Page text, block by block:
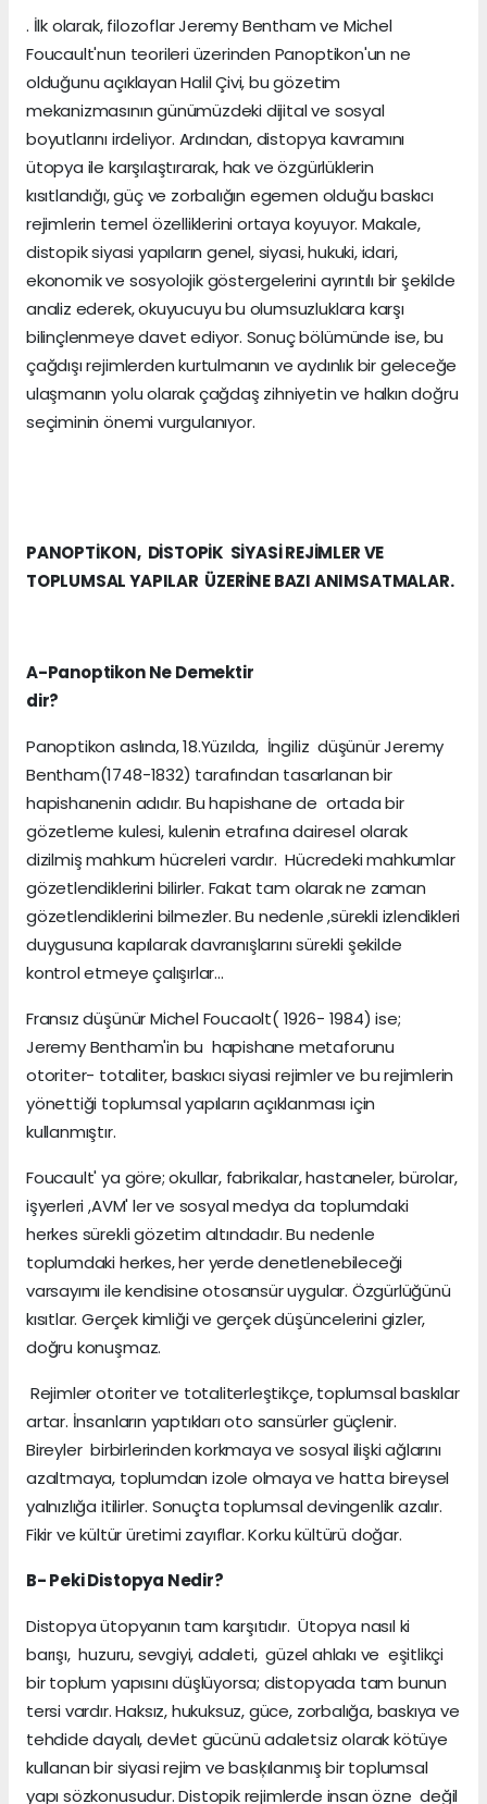
. İlk olarak, filozoflar Jeremy Bentham ve Michel
Foucault'nun teorileri üzerinden Panoptikon'un ne
olduğunu açıklayan Halil Çivi, bu gözetim
mekanizmasının günümüzdeki dijital ve sosyal
boyutlarını irdeliyor. Ardından, distopya kavramını
ütopya ile karşılaştırarak, hak ve özgürlüklerin
kısıtlandığı, güç ve zorbalığın egemen olduğu baskıcı
rejimlerin temel özelliklerini ortaya koyuyor. Makale,
distopik siyasi yapıların genel, siyasi, hukuki, idari,
ekonomik ve sosyolojik göstergelerini ayrıntılı bir şekilde
analiz ederek, okuyucuyu bu olumsuzluklara karşı
bilinçlenmeye davet ediyor. Sonuç bölümünde ise, bu
çağdışı rejimlerden kurtulmanın ve aydınlık bir geleceğe
ulaşmanın yolu olarak çağdaş zihniyetin ve halkın doğru
seçiminin önemi vurgulanıyor.
PANOPTİKON, DİSTOPİK SİYASİ REJİMLER VE
TOPLUMSAL YAPILAR ÜZERİNE BAZI ANIMSATMALAR.
A-Panoptikon Ne Demektir
dir?
Panoptikon aslında, 18.Yüzılda, İngiliz düşünür Jeremy
Bentham(1748-1832) tarafından tasarlanan bir
hapishanenin adıdır. Bu hapishane de ortada bir
gözetleme kulesi, kulenin etrafına dairesel olarak
dizilmiş mahkum hücreleri vardır. Hücredeki mahkumlar
gözetlendiklerini bilirler. Fakat tam olarak ne zaman
gözetlendiklerini bilmezler. Bu nedenle ,sürekli izlendikleri
duygusuna kapılarak davranışlarını sürekli şekilde
kontrol etmeye çalışırlar...
Fransız düşünür Michel Foucaolt( 1926- 1984) ise;
Jeremy Bentham'in bu hapishane metaforunu
otoriter- totaliter, baskıcı siyasi rejimler ve bu rejimlerin
yönettiği toplumsal yapıların açıklanması için
kullanmıştır.
Foucault' ya göre; okullar, fabrikalar, hastaneler, bürolar,
işyerleri ,AVM' ler ve sosyal medya da toplumdaki
herkes sürekli gözetim altındadır. Bu nedenle
toplumdaki herkes, her yerde denetlenebileceği
varsayımı ile kendisine otosansür uygular. Özgürlüğünü
kısıtlar. Gerçek kimliği ve gerçek düşüncelerini gizler,
doğru konuşmaz.
Rejimler otoriter ve totaliterleştikçe, toplumsal baskılar
artar. İnsanların yaptıkları oto sansürler güçlenir.
Bireyler birbirlerinden korkmaya ve sosyal ilişki ağlarını
azaltmaya, toplumdan izole olmaya ve hatta bireysel
yalnızlığa itilirler. Sonuçta toplumsal devingenlik azalır.
Fikir ve kültür üretimi zayıflar. Korku kültürü doğar.
B- Peki Distopya Nedir?
Distopya ütopyanın tam karşıtıdır. Ütopya nasıl ki
barışı, huzuru, sevgiyi, adaleti, güzel ahlakı ve eşitlikçi
bir toplum yapısını düşlüyorsa; distopyada tam bunun
tersi vardır. Haksız, hukuksuz, güce, zorbalığa, baskıya ve
tehdide dayalı, devlet gücünü adaletsiz olarak kötüye
kullanan bir siyasi rejim ve basķılanmış bir toplumsal
yapı sözkonusudur. Distopik rejimlerde insan özne değil